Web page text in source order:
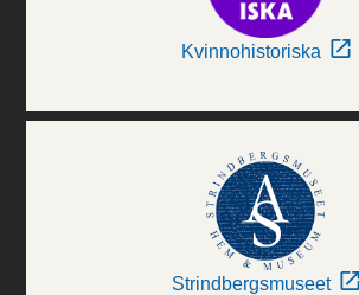
Kvinnohistoriska
Strindbergsmuseet